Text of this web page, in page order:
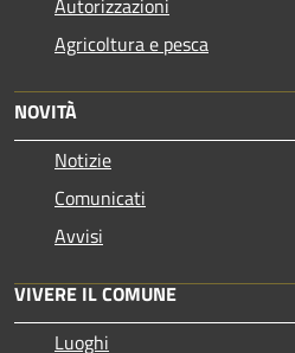
Autorizzazioni
Agricoltura e pesca
NOVITÀ
Notizie
Comunicati
Avvisi
VIVERE IL COMUNE
Luoghi